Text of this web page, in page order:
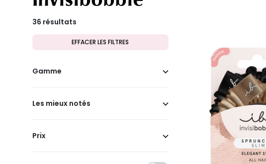
36 résultats
EFFACER LES FILTRES
Gamme
Les mieux notés
Prix